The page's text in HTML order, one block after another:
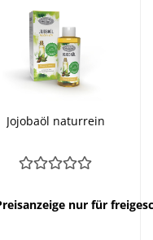
Kunden
Jojobaöl naturrein
nur für